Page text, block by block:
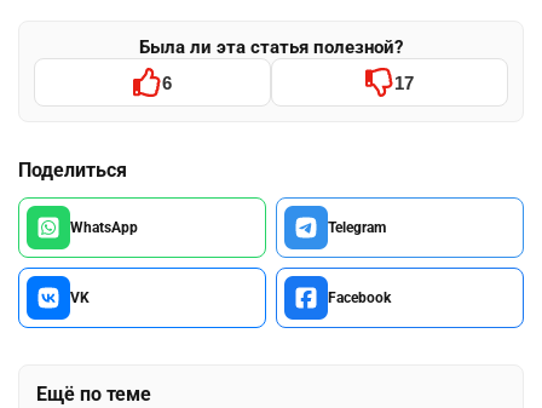
Была ли эта статья полезной?
6 17
Поделиться
WhatsApp Telegram
VK Facebook
Ещё по теме